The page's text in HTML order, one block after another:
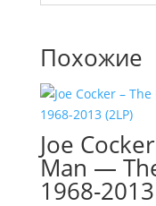
Похожие
Joe
Man —
1968-